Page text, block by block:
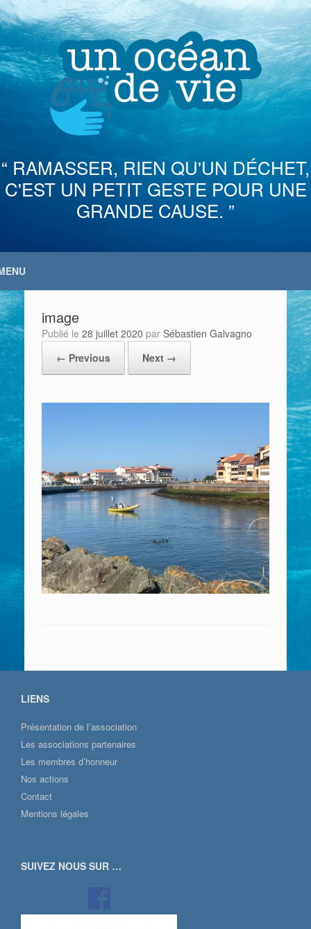
Skip
to
content
“ RAMASSER, RIEN QU'UN DÉCHET,
C'EST UN PETIT GESTE POUR UNE
GRANDE CAUSE. ”
image
Publié le 28 juillet 2020 par Sébastien Galvagno
← Previous
Next →
LIENS
Présentation de l’association
Les associations partenaires
Les membres d’honneur
Nos actions
Contact
Mentions légales
SUIVEZ NOUS SUR …